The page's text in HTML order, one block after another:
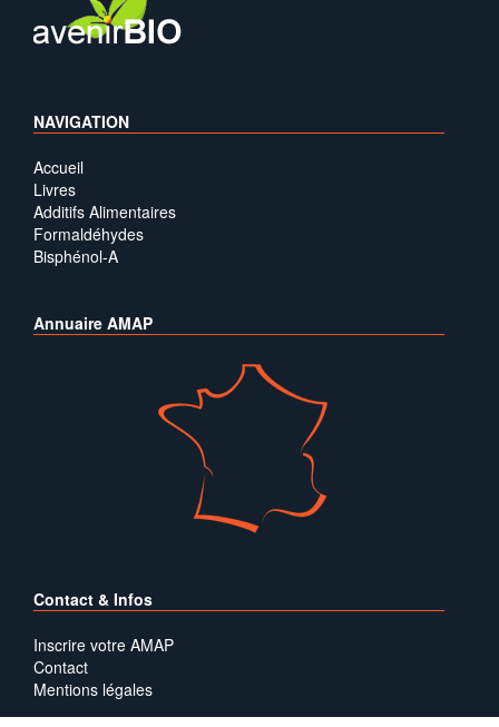
NAVIGATION
Accueil
Livres
Additifs Alimentaires
Formaldéhydes
Bisphénol-A
Annuaire AMAP
Contact & Infos
Inscrire votre AMAP
Contact
Mentions légales